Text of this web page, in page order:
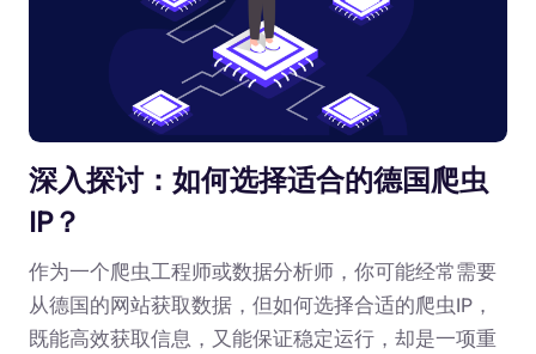
深入探讨：如何选择适合的德国爬虫
IP？
作为一个爬虫工程师或数据分析师，你可能经常需要
从德国的网站获取数据，但如何选择合适的爬虫IP，
既能高效获取信息，又能保证稳定运行，却是一项重